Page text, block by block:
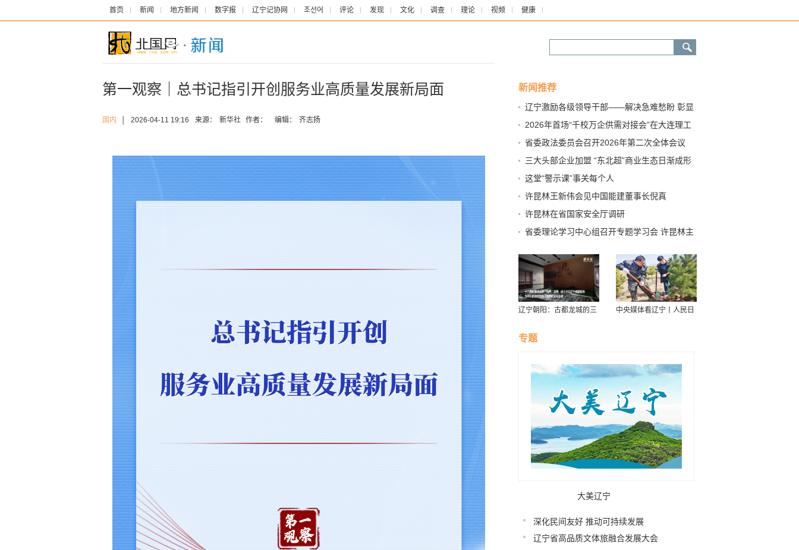
首页 新闻 地方新闻 数字报 辽宁记协网 조선어 评论 发现 文化 调查 理论 视频 健康
第一观察｜总书记指引开创服务业高质量发展新局面
国内 2026-04-11 19:16 来源： 新华社 作者： 编辑： 齐志扬
新闻推荐
辽宁激励各级领导干部——解决急难愁盼 彰显
实干担当（在现场）
2026年首场“千校万企供需对接会”在大连理工
大学举行
省委政法委员会召开2026年第二次全体会议
三大头部企业加盟 “东北超”商业生态日渐成形
这堂“警示课”事关每个人
许昆林王新伟会见中国能建董事长倪真
许昆林在省国家安全厅调研
省委理论学习中心组召开专题学习会 许昆林主
辽宁朝阳：古都龙城的三
中央媒体看辽宁丨人民日
专题
大美辽宁
深化民间友好 推动可持续发展
辽宁省高品质文体旅融合发展大会